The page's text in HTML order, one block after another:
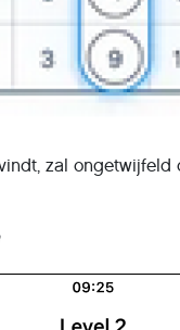
zal ongetwijfeld